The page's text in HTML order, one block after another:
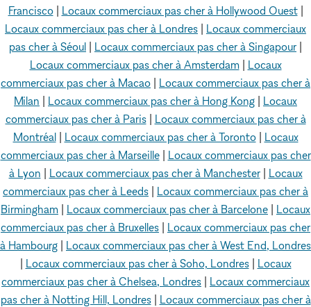
Francisco| Locaux commerciaux pas cher à Hollywood Ouest|
Locaux commerciaux pas cher à Londres
Locaux commerciaux
pas cher à Séoul
Locaux commerciaux pas cher à Singapour
Locaux commerciaux pas cher à Amsterdam| Locaux
commerciaux pas cher à Macao
Locaux commerciaux pas cher à
Milan
Locaux commerciaux pas cher à Hong Kong
Locaux
commerciaux pas cher à Paris| Locaux commerciaux pas cher à
Montréal| Locaux commerciaux pas cher à Toronto| Locaux
commerciaux pas cher à Marseille| Locaux commerciaux pas cher
à Lyon
Locaux commerciaux pas cher à Manchester| Locaux
commerciaux pas cher à Leeds
Locaux commerciaux pas cher à
Birmingham
Locaux commerciaux pas cher à Barcelone
Locaux
commerciaux pas cher à Bruxelles
Locaux commerciaux pas cher
à Hambourg
Locaux commerciaux pas cher à West End, Londres
Locaux commerciaux pas cher à Soho, Londres| Locaux
commerciaux pas cher à Chelsea, Londres
Locaux commerciaux
pas cher à Notting Hill, Londres| Locaux commerciaux pas cher à